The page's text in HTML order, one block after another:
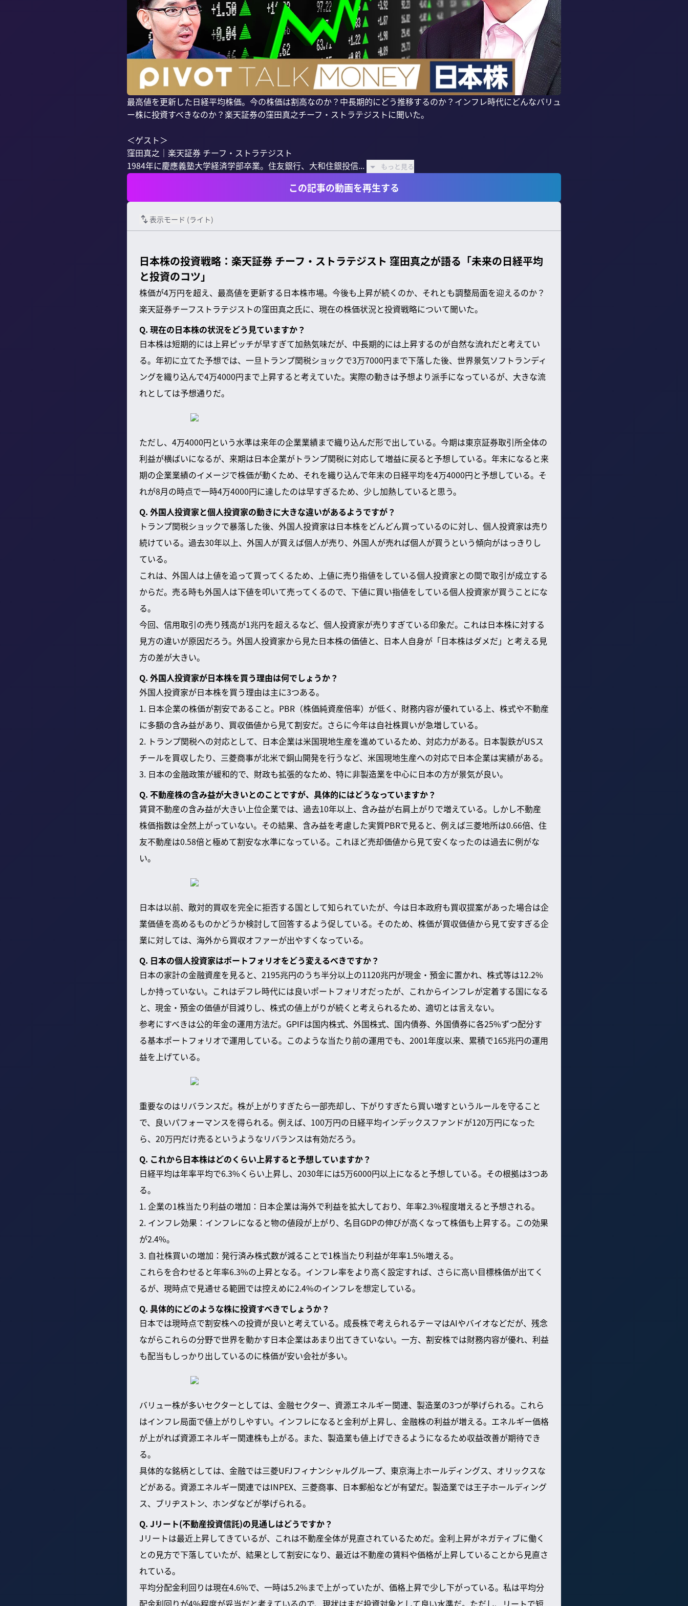
最高値を更新した日経平均株価。今の株価は割高なのか？中長期的にどう推移するのか？インフレ時代にどんなバリュ
ー株に投資すべきなのか？楽天証券の窪田真之チーフ・ストラテジストに聞いた。
＜ゲスト＞
窪田真之｜楽天証券 チーフ・ストラテジスト
1984年に慶應義塾大学経済学部卒業。住友銀行、大和住銀投信...
もっと見る
この記事の動画を再生する
表示モード (ライト)
日本株の投資戦略：楽天証券 チーフ・ストラテジスト 窪田真之が語る「未来の日経平均
と投資のコツ」
株価が4万円を超え、最高値を更新する日本株市場。今後も上昇が続くのか、それとも調整局面を迎えるのか？
楽天証券チーフストラテジストの窪田真之氏に、現在の株価状況と投資戦略について聞いた。
Q. 現在の日本株の状況をどう見ていますか？
日本株は短期的には上昇ピッチが早すぎて加熱気味だが、中長期的には上昇するのが自然な流れだと考えてい
る。年初に立てた予想では、一旦トランプ関税ショックで3万7000円まで下落した後、世界景気ソフトランディ
ングを織り込んで4万4000円まで上昇すると考えていた。実際の動きは予想より派手になっているが、大きな流
れとしては予想通りだ。
ただし、4万4000円という水準は来年の企業業績まで織り込んだ形で出している。今期は東京証券取引所全体の
利益が横ばいになるが、来期は日本企業がトランプ関税に対応して増益に戻ると予想している。年末になると来
期の企業業績のイメージで株価が動くため、それを織り込んで年末の日経平均を4万4000円と予想している。そ
れが8月の時点で一時4万4000円に達したのは早すぎるため、少し加熱していると思う。
Q. 外国人投資家と個人投資家の動きに大きな違いがあるようですが？
トランプ関税ショックで暴落した後、外国人投資家は日本株をどんどん買っているのに対し、個人投資家は売り
続けている。過去30年以上、外国人が買えば個人が売り、外国人が売れば個人が買うという傾向がはっきりし
ている。
これは、外国人は上値を追って買ってくるため、上値に売り指値をしている個人投資家との間で取引が成立する
からだ。売る時も外国人は下値を叩いて売ってくるので、下値に買い指値をしている個人投資家が買うことにな
る。
今回、信用取引の売り残高が1兆円を超えるなど、個人投資家が売りすぎている印象だ。これは日本株に対する
見方の違いが原因だろう。外国人投資家から見た日本株の価値と、日本人自身が「日本株はダメだ」と考える見
方の差が大きい。
Q. 外国人投資家が日本株を買う理由は何でしょうか？
外国人投資家が日本株を買う理由は主に3つある。
1. 日本企業の株価が割安であること。PBR（株価純資産倍率）が低く、財務内容が優れている上、株式や不動産
に多額の含み益があり、買収価値から見て割安だ。さらに今年は自社株買いが急増している。
2. トランプ関税への対応として、日本企業は米国現地生産を進めているため、対応力がある。日本製鉄がUSス
チールを買収したり、三菱商事が北米で銅山開発を行うなど、米国現地生産への対応で日本企業は実績がある。
3. 日本の金融政策が緩和的で、財政も拡張的なため、特に非製造業を中心に日本の方が景気が良い。
Q. 不動産株の含み益が大きいとのことですが、具体的にはどうなっていますか？
賃貸不動産の含み益が大きい上位企業では、過去10年以上、含み益が右肩上がりで増えている。しかし不動産
株価指数は全然上がっていない。その結果、含み益を考慮した実質PBRで見ると、例えば三菱地所は0.66倍、住
友不動産は0.58倍と極めて割安な水準になっている。これほど売却価値から見て安くなったのは過去に例がな
い。
日本は以前、敵対的買収を完全に拒否する国として知られていたが、今は日本政府も買収提案があった場合は企
業価値を高めるものかどうか検討して回答するよう促している。そのため、株価が買収価値から見て安すぎる企
業に対しては、海外から買収オファーが出やすくなっている。
Q. 日本の個人投資家はポートフォリオをどう変えるべきですか？
日本の家計の金融資産を見ると、2195兆円のうち半分以上の1120兆円が現金・預金に置かれ、株式等は12.2%
しか持っていない。これはデフレ時代には良いポートフォリオだったが、これからインフレが定着する国になる
と、現金・預金の価値が目減りし、株式の値上がりが続くと考えられるため、適切とは言えない。
参考にすべきは公的年金の運用方法だ。GPIFは国内株式、外国株式、国内債券、外国債券に各25%ずつ配分す
る基本ポートフォリオで運用している。このような当たり前の運用でも、2001年度以来、累積で165兆円の運用
益を上げている。
重要なのはリバランスだ。株が上がりすぎたら一部売却し、下がりすぎたら買い増すというルールを守ること
で、良いパフォーマンスを得られる。例えば、100万円の日経平均インデックスファンドが120万円になった
ら、20万円だけ売るというようなリバランスは有効だろう。
Q. これから日本株はどのくらい上昇すると予想していますか？
日経平均は年率平均で6.3%くらい上昇し、2030年には5万6000円以上になると予想している。その根拠は3つあ
る。
1. 企業の1株当たり利益の増加：日本企業は海外で利益を拡大しており、年率2.3%程度増えると予想される。
2. インフレ効果：インフレになると物の値段が上がり、名目GDPの伸びが高くなって株価も上昇する。この効果
が2.4%。
3. 自社株買いの増加：発行済み株式数が減ることで1株当たり利益が年率1.5%増える。
これらを合わせると年率6.3%の上昇となる。インフレ率をより高く設定すれば、さらに高い目標株価が出てく
るが、現時点で見通せる範囲では控えめに2.4%のインフレを想定している。
Q. 具体的にどのような株に投資すべきでしょうか？
日本では現時点で割安株への投資が良いと考えている。成長株で考えられるテーマはAIやバイオなどだが、残念
ながらこれらの分野で世界を動かす日本企業はあまり出てきていない。一方、割安株では財務内容が優れ、利益
も配当もしっかり出しているのに株価が安い会社が多い。
バリュー株が多いセクターとしては、金融セクター、資源エネルギー関連、製造業の3つが挙げられる。これら
はインフレ局面で値上がりしやすい。インフレになると金利が上昇し、金融株の利益が増える。エネルギー価格
が上がれば資源エネルギー関連株も上がる。また、製造業も値上げできるようになるため収益改善が期待でき
る。
具体的な銘柄としては、金融では三菱UFJフィナンシャルグループ、東京海上ホールディングス、オリックスな
どがある。資源エネルギー関連ではINPEX、三菱商事、日本郵船などが有望だ。製造業では王子ホールディング
ス、ブリヂストン、ホンダなどが挙げられる。
Q. Jリート(不動産投資信託)の見通しはどうですか？
Jリートは最近上昇してきているが、これは不動産全体が見直されているためだ。金利上昇がネガティブに働く
との見方で下落していたが、結果として割安になり、最近は不動産の賃料や価格が上昇していることから見直さ
れている。
平均分配金利回りは現在4.6%で、一時は5.2%まで上がっていたが、価格上昇で少し下がっている。私は平均分